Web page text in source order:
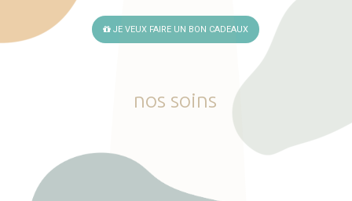
JE VEUX FAIRE UN BON CADEAUX
nos soins